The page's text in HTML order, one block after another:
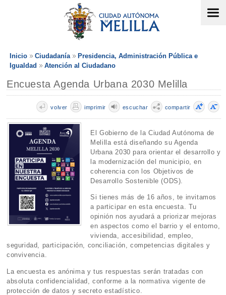
Inicio Ciudadanía
Presidencia, Administración Pública e
Igualdad
Atención al Ciudadano
Encuesta Agenda Urbana 2030 Melilla
compartir
escuchar
imprimir
volver
El Gobierno de la Ciudad Autónoma de
Melilla está diseñando su Agenda
Urbana 2030 para orientar el desarrollo y
la modernización del municipio, en
coherencia con los Objetivos de
Desarrollo Sostenible (ODS).
Si tienes más de 16 años, te invitamos
a participar en esta encuesta. Tu
opinión nos ayudará a priorizar mejoras
en aspectos como el barrio y el entorno,
vivienda, accesibilidad, empleo,
seguridad, participación, conciliación, competencias digitales y
convivencia.
La encuesta es anónima y tus respuestas serán tratadas con
absoluta confidencialidad, conforme a la normativa vigente de
protección de datos y secreto estadístico.